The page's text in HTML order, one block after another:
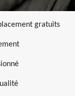
gratuits